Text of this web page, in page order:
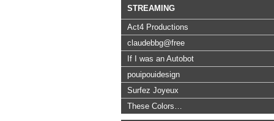
STREAMING
Act4 Productions
claudebbg@free
If I was an Autobot
pouipouidesign
Surfez Joyeux
These Colors…